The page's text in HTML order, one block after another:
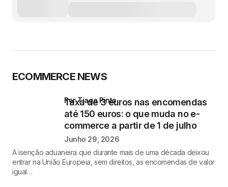
ECOMMERCE NEWS
Taxa de 3 euros nas encomendas
até 150 euros: o que muda no e-
commerce a partir de 1 de julho
por Tiago Pinto
Junho 29, 2026
A isenção aduaneira que durante mais de uma década deixou
entrar na União Europeia, sem direitos, as encomendas de valor
igual…